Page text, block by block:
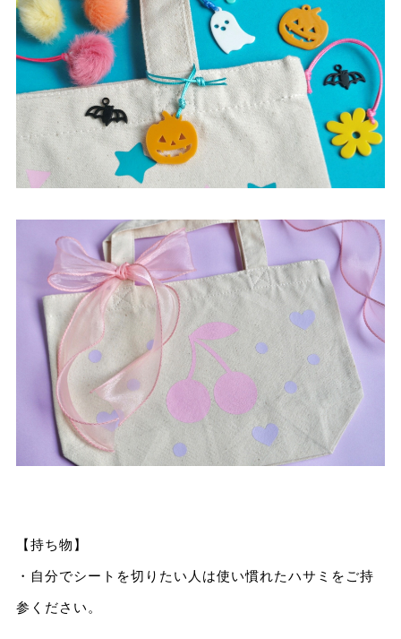
【持ち物】
・自分でシートを切りたい人は使い慣れたハサミをご持
参ください。